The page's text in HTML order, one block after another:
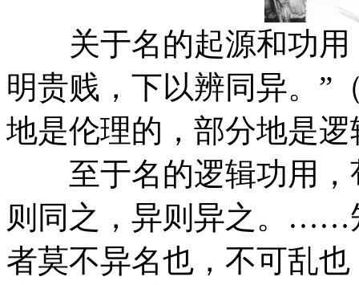
关于名的起源和功用
明贵贱，下以辨同异。”
地是伦理的，部分地是逻
至于名的逻辑功用，
则同之，异则异之。……
者莫不异名也，不可乱